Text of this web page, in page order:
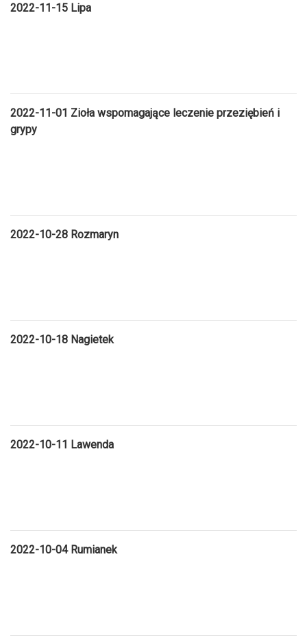
2022-11-15 Lipa
2022-11-01 Zioła wspomagające leczenie przeziębień i
grypy
2022-10-28 Rozmaryn
2022-10-18 Nagietek
2022-10-11 Lawenda
2022-10-04 Rumianek